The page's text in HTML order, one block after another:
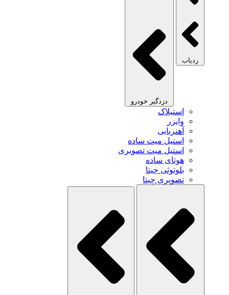
ردیاب
دزدگیر خودرو
استیلاک
وایزر
آهنربایی
استیل میت ساده
استیل میت تصویری
هوتای ساده
بلوتوثی چیتا
تصویری چیتا